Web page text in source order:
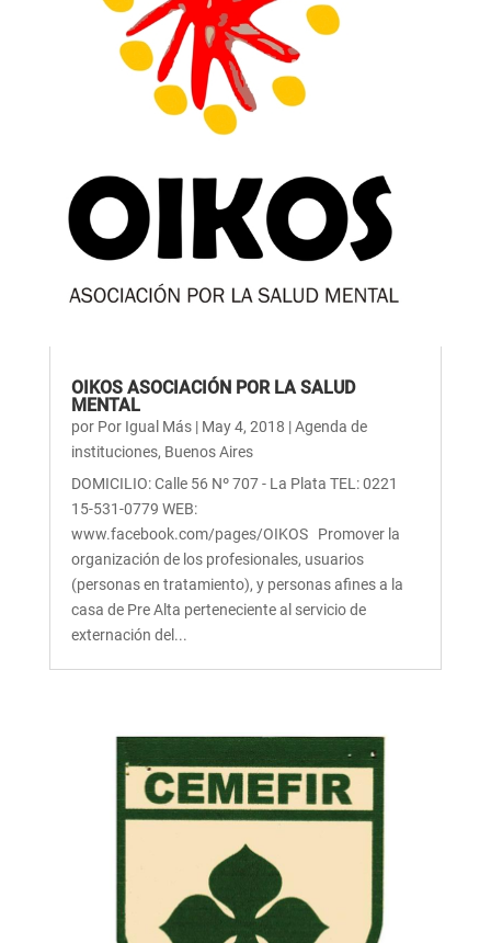
OIKOS ASOCIACIÓN POR LA SALUD
MENTAL
por Por Igual Más| May 4, 2018 |Agenda de
instituciones, Buenos Aires
DOMICILIO: Calle 56 Nº 707 - La Plata TEL: 0221
15-531-0779 WEB:
www.facebook.com/pages/OIKOS Promover la
organización de los profesionales, usuarios
(personas en tratamiento), y personas afines a la
casa de Pre Alta perteneciente al servicio de
externación del...